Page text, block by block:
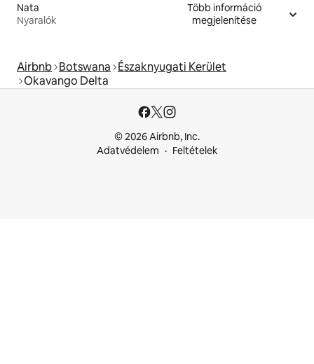
Nata
Nyaralók
Több információ
megjelenítése
Airbnb Botswana Északnyugati Kerület
Okavango Delta
© 2026 Airbnb, Inc.
Adatvédelem
Feltételek